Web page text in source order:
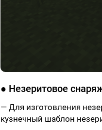
● Незеритовое
— Для изготовления
кузнечный шаблон